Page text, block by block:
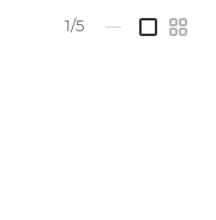
1/5 —